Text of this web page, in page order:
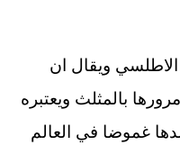
ويقال ان
بالمثلث ويعتبره
غموضا في العالم